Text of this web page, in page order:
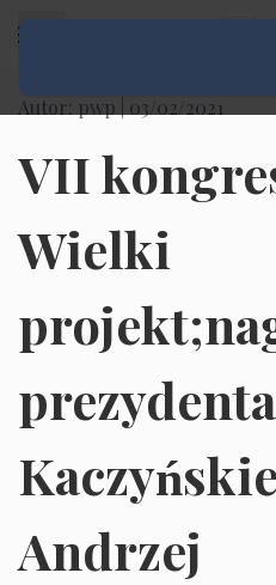
Autor: pwp | 03/02/2021
VII
Wielki
Andrzej